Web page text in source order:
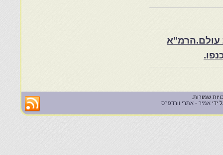
עולם.הרמ"א
ידי אמיר - אתרי וורדפרס